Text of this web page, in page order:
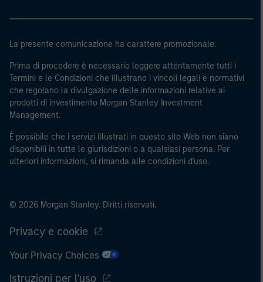
La presente comunicazione ha carattere promozionale.
Prima di procedere è necessario leggere attentamente tutti i
Termini e le Condizioni che illustrano i vincoli legali e normativi
che regolano la divulgazione delle informazioni relative ai
prodotti di investimento Morgan Stanley Investment
Management.
È possibile che i servizi illustrati in questo sito Web non siano
disponibili in tutte le giurisdizioni o a qualsiasi persona. Per
ulteriori informazioni, si rimanda alle condizioni d'uso.
© 2026 Morgan Stanley. Diritti riservati.
Privacy e cookie
Your Privacy Choices
Istruzioni per l'uso